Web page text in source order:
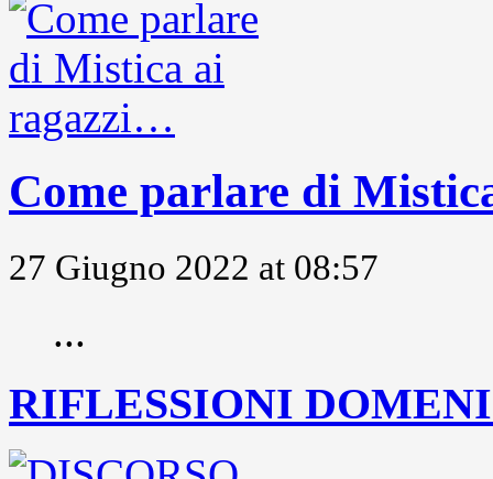
Come parlare di
27 Giugno 2022 at 08:57
...
RIFLESSIONI